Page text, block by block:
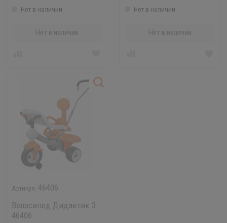
Нет в наличии
Нет в наличии
Нет в наличии
Нет в наличии
46406
Велосипед Дидактик 3
46406